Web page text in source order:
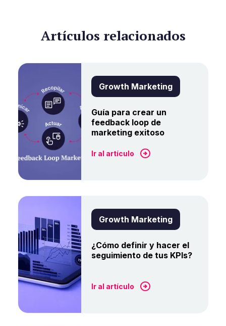
Artículos relacionados
Growth Marketing
Guía para crear un
feedback loop de
marketing exitoso
Ir al artículo
Growth Marketing
¿Cómo definir y hacer el
seguimiento de tus KPIs?
Ir al artículo